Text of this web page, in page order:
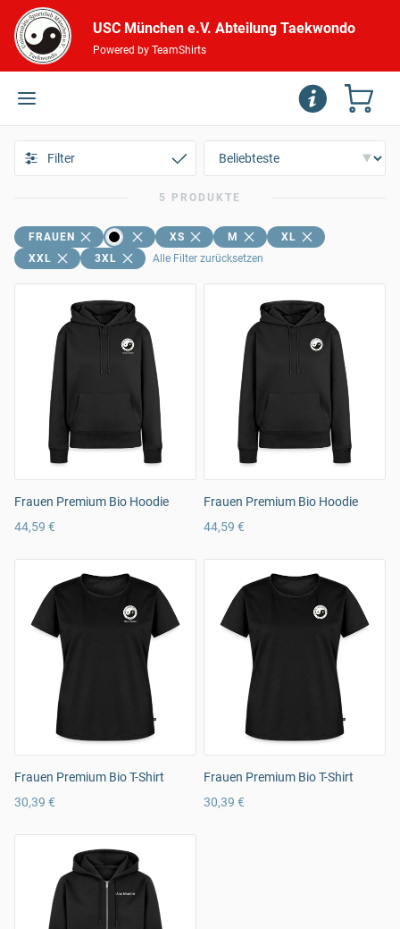
USC München e.V. Abteilung Taekwondo
Powered by TeamShirts
Filter
5 PRODUKTE
FRAUEN XS M
XL
XXL
3XL Alle Filter zurücksetzen
Frauen Premium Bio Hoodie
44,59 €
Frauen Premium Bio Hoodie
44,59 €
Frauen Premium Bio T-Shirt
30,39 €
Frauen Premium Bio T-Shirt
30,39 €